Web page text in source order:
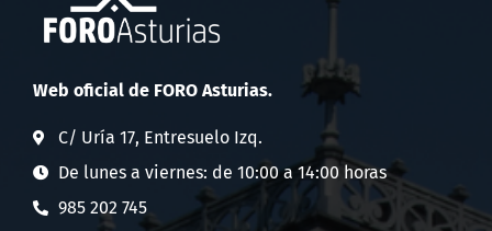
Web oficial de FORO Asturias.
C/ Uría 17, Entresuelo Izq.
De lunes a viernes: de 10:00 a 14:00 horas
985 202 745